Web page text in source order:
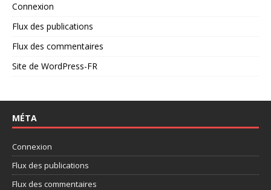
Connexion
Flux des publications
Flux des commentaires
Site de WordPress-FR
MÉTA
Connexion
Flux des publications
Flux des commentaires